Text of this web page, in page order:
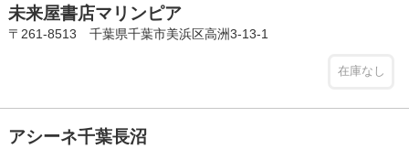
未来屋書店マリンピア
〒261-8513 千葉県千葉市美浜区高洲3-13-1
在庫なし
アシーネ千葉長沼